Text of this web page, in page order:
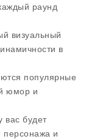
раунд
визуальный
в
популярные
юмор и
вас будет
персонажа и